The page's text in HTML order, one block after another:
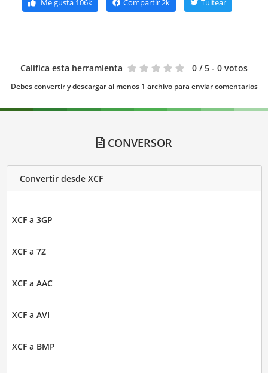
Me gusta106k Compartir2k Tuitear
Califica esta herramienta 0 / 5 - 0 votos
Debes convertir y descargar al menos 1 archivo para enviar comentarios
CONVERSOR
Convertir desde XCF
XCF a 3GP
XCF a 7Z
XCF a AAC
XCF a AVI
XCF a BMP